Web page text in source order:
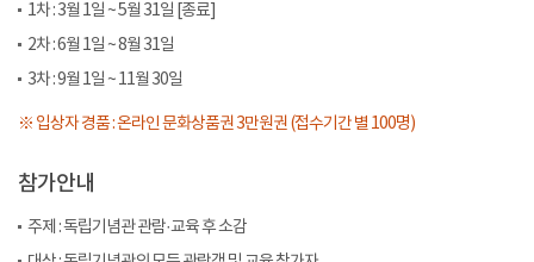
1차 : 3월 1일 ~ 5월 31일 [종료]
2차 : 6월 1일 ~ 8월 31일
3차 : 9월 1일 ~ 11월 30일
※ 입상자 경품 : 온라인 문화상품권 3만원권 (접수기간 별 100명)
참가안내
주제 : 독립기념관 관람·교육 후 소감